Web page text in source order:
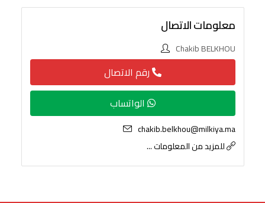
معلومات الاتصال
Chakib BELKHOU
رقم الاتصال
الواتساب
chakib.belkhou@milkiya.ma
للمزيد من المعلومات ...